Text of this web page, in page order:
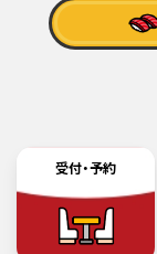
受付・予約